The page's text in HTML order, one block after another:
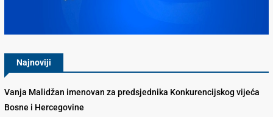
Najnoviji
Vanja Malidžan imenovan za predsjednika Konkurencijskog vijeća
Bosne i Hercegovine